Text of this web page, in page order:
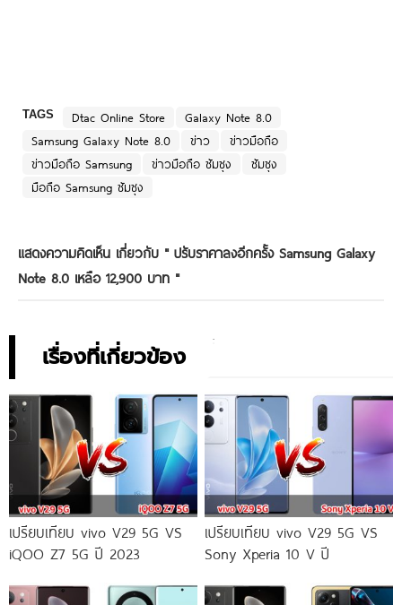
TAGS Dtac Online Store
Galaxy Note 8.0
Samsung Galaxy Note 8.0
ข่าว
ข่าวมือถือ
ข่าวมือถือ Samsung
ข่าวมือถือ ซัมซุง
ซัมซุง
มือถือ Samsung ซัมซุง
แสดงความคิดเห็น เกี่ยวกับ " ปรับราคาลงอีกครั้ง Samsung Galaxy
Note 8.0 เหลือ 12,900 บาท "
เรื่องที่เกี่ยวข้อง
เปรียบเทียบ vivo V29 5G VS
iQOO Z7 5G ปี 2023
เปรียบเทียบ vivo V29 5G VS
Sony Xperia 10 V ปี